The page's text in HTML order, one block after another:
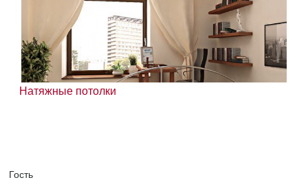
Натяжные потолки
Гость